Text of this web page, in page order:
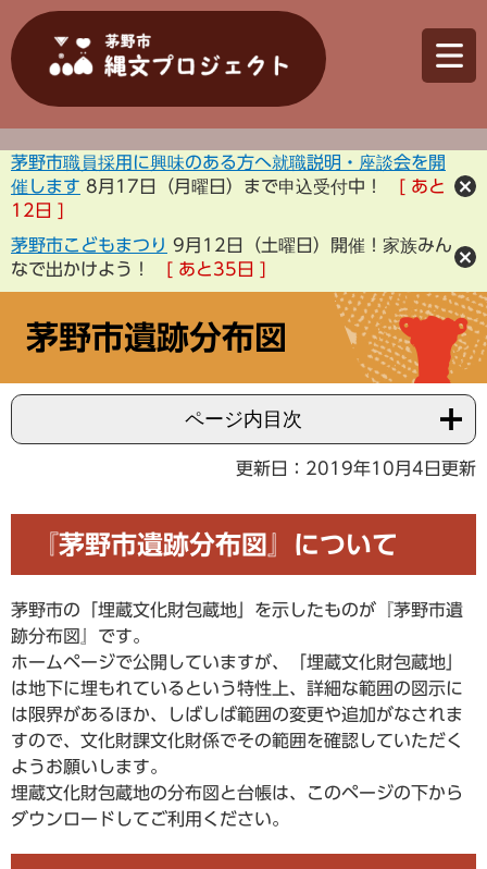
茅野市職員採用に興味のある方へ就職説明・座談会を開
催します 8月17日（月曜日）まで申込受付中！
あと
12 日
茅野市こどもまつり 9月12日（土曜日）開催！家族みん
なで出かけよう！
あと35 日
茅野市遺跡分布図
ページ内目次
更新日：2019年10月4日更新
『茅野市遺跡分布図』について
茅野市の「埋蔵文化財包蔵地」を示したものが『茅野市遺
跡分布図』です。
ホームページで公開していますが、「埋蔵文化財包蔵地」
は地下に埋もれているという特性上、詳細な範囲の図示に
は限界があるほか、しばしば範囲の変更や追加がなされま
すので、文化財課文化財係でその範囲を確認していただく
ようお願いします。
埋蔵文化財包蔵地の分布図と台帳は、このページの下から
ダウンロードしてご利用ください。